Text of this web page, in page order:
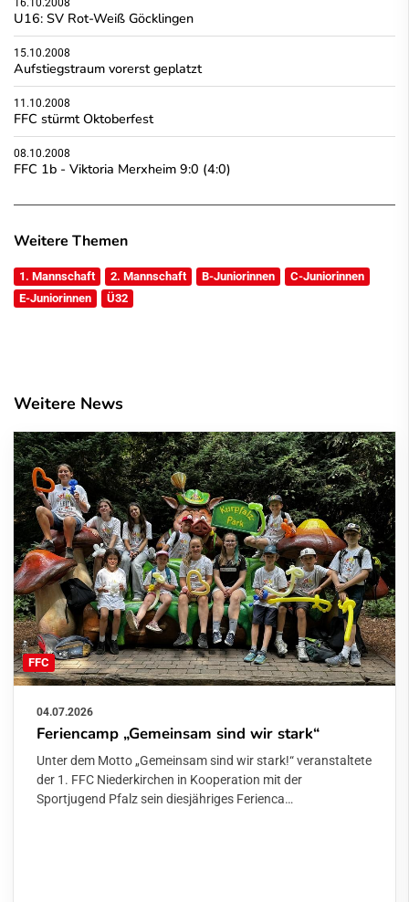
U16: SV Rot-Weiß Göcklingen
15.10.2008
Aufstiegstraum vorerst geplatzt
11.10.2008
FFC stürmt Oktoberfest
08.10.2008
FFC 1b - Viktoria Merxheim 9:0 (4:0)
Weitere Themen
1. Mannschaft 2. Mannschaft B-Juniorinnen
C-Juniorinnen
E-Juniorinnen
Ü32
Weitere News
FFC
04.07.2026
Feriencamp „Gemeinsam sind wir stark“
Unter dem Motto „Gemeinsam sind wir stark!“ veranstaltete
der 1. FFC Niederkirchen in Kooperation mit der
Sportjugend Pfalz sein diesjähriges Ferienca…